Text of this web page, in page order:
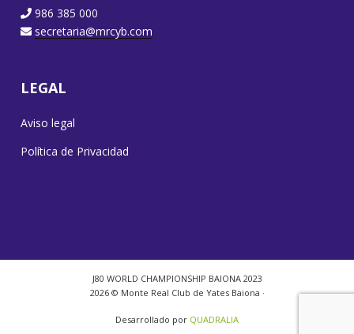
986 385 000
secretaria@mrcyb.com
LEGAL
Aviso legal
Política de Privacidad
J80 WORLD CHAMPIONSHIP BAIONA 2023
2026 © Monte Real Club de Yates Baiona ·
Desarrollado por QUADRALIA